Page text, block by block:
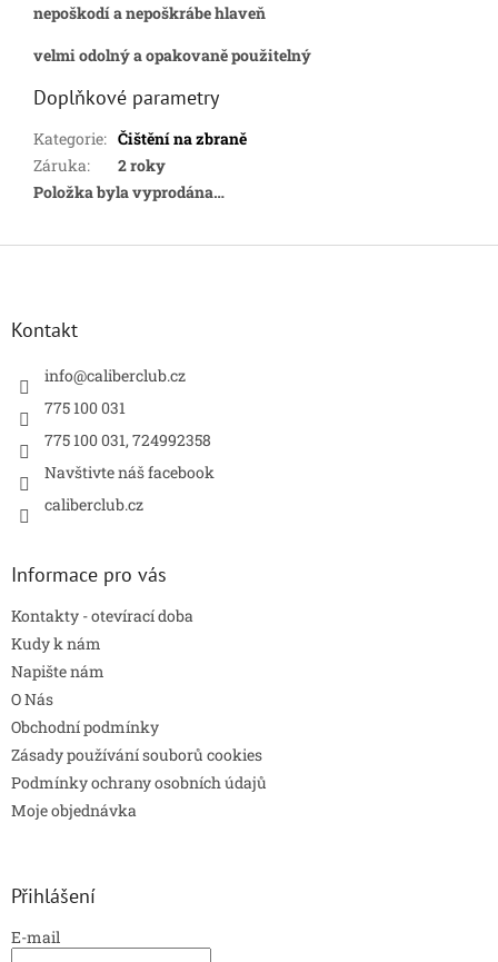
nepoškodí a nepoškrábe hlaveň
velmi odolný a opakovaně použitelný
Doplňkové parametry
Kategorie: Čištění na zbraně
Záruka:
2 roky
Položka byla vyprodána…
Z
Kontakt
info@caliberclub.cz
775 100 031
775 100 031, 724992358
Navštivte náš facebook
caliberclub.cz
Informace pro vás
Kontakty - otevírací doba
Kudy k nám
Napište nám
O Nás
Obchodní podmínky
Zásady používání souborů cookies
Podmínky ochrany osobních údajů
Moje objednávka
Přihlášení
E-mail